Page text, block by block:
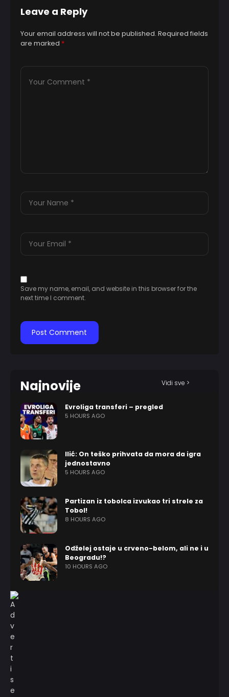
Leave a Reply
Your email address will not be published. Required fields
are marked *
Save my name, email, and website in this browser for the
next time I comment.
Najnovije Vidi sve >
Evroliga transferi – pregled
5 HOURS AGO
Ilić: On teško prihvata da mora da igra
jednostavno
5 HOURS AGO
Partizan iz tobolca izvukao tri strele za
Tobol!
8 HOURS AGO
Odželej ostaje u crveno-belom, ali ne i u
Beogradu!?
10 HOURS AGO